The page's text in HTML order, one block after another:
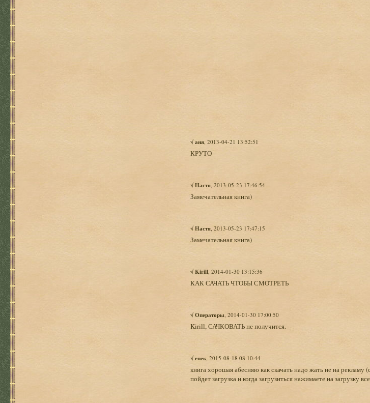
√ аня, 2013-04-21 13:52:51
КРУТО
√ Настя, 2013-05-23 17:46:54
Замечательная книга)
√ Настя, 2013-05-23 17:47:15
Замечательная книга)
√ Kirill, 2014-01-30 13:15:36
КАК САЧАТЬ ЧТОБЫ СМОТРЕТЬ
√ Операторы, 2014-01-30 17:00:50
Kirill, САЧКОВАТЬ не получится.
√ енек, 2015-08-18 08:10:44
книга хорошая абесняю как скачать надо жать не на
пойдет загрузка и когда загрузиться нажимаете на загрузку